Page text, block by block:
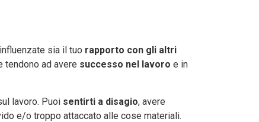
sia il tuo rapporto con gli altri
tendono ad avere successo nel lavoro e in
lavoro. Puoi sentirti a disagio, avere
e/o troppo attaccato alle cose materiali.